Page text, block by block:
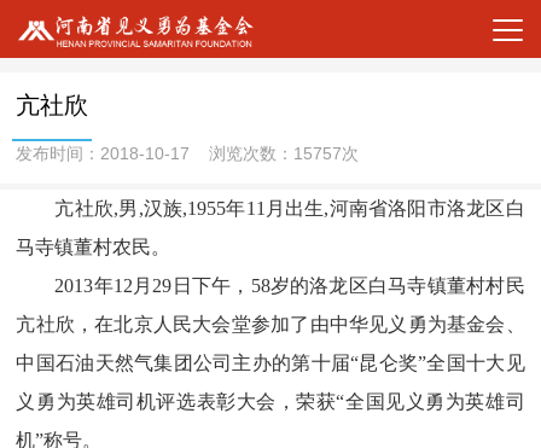
亢社欣
发布时间：2018-10-17 浏览次数：15757次
亢社欣,男,汉族,1955年11月出生,河南省洛阳市洛龙区白
马寺镇董村农民。
2013年12月29日下午，58岁的洛龙区白马寺镇董村村民
亢社欣，在北京人民大会堂参加了由中华见义勇为基金会、
中国石油天然气集团公司主办的第十届“昆仑奖”全国十大见
义勇为英雄司机评选表彰大会，荣获“全国见义勇为英雄司
机”称号。